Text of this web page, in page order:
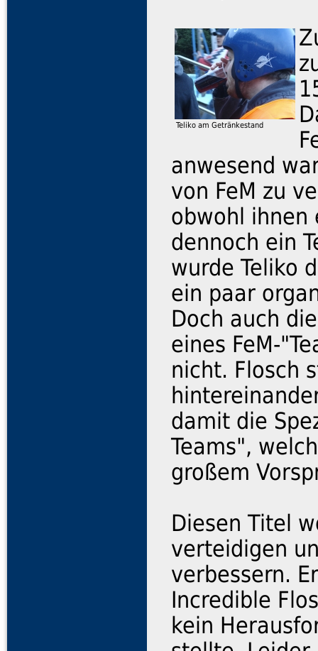
Teliko am Getränkestand
anwesend
von FeM zu
obwohl ihnen
dennoch ein
wurde Teliko
ein paar
Doch auch
eines FeM-
nicht. Flosch
damit die
Teams",
großem
Diesen Titel
verteidigen
verbessern.
Incredible
kein